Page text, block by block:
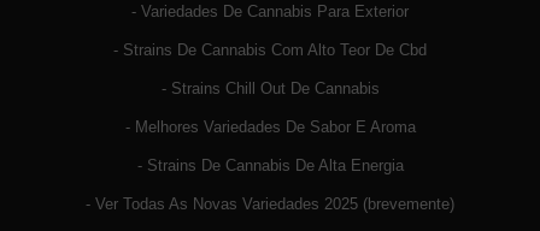
- Variedades De Cannabis Para Exterior
- Strains De Cannabis Com Alto Teor De Cbd
- Strains Chill Out De Cannabis
- Melhores Variedades De Sabor E Aroma
- Strains De Cannabis De Alta Energia
- Ver Todas As Novas Variedades 2025 (brevemente)